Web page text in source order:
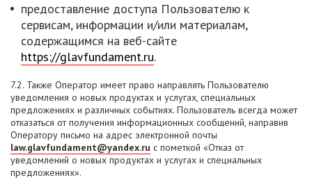
предоставление доступа Пользователю к
сервисам, информации и/или материалам,
содержащимся на веб-сайте
https://glavfundament.ru.
7.2. Также Оператор имеет право направлять Пользователю
уведомления о новых продуктах и услугах, специальных
предложениях и различных событиях. Пользователь всегда может
отказаться от получения информационных сообщений, направив
Оператору письмо на адрес электронной почты
law.glavfundament@yandex.ru с пометкой «Отказ от
уведомлений о новых продуктах и услугах и специальных
предложениях».